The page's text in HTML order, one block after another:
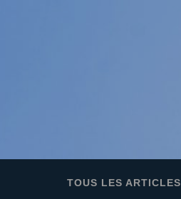
TOUS LES ARTICLES